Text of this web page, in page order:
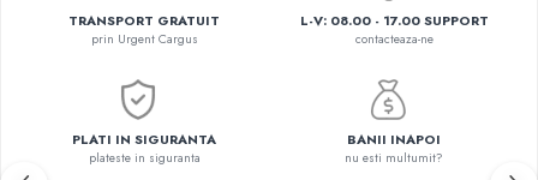
TRANSPORT GRATUIT
prin Urgent Cargus
L-V: 08.00 - 17.00 SUPPORT
contacteaza-ne
PLATI IN SIGURANTA
plateste in siguranta
BANII INAPOI
nu esti multumit?